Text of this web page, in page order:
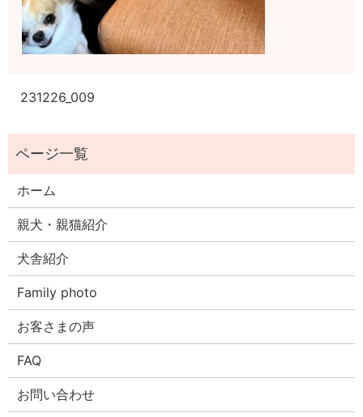
231226_009
ホーム
親犬・親猫紹介
犬舎紹介
Family photo
お客さまの声
FAQ
お問い合わせ